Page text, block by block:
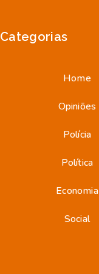
Categorias
Home
Opiniões
Polícia
Política
Economia
Social